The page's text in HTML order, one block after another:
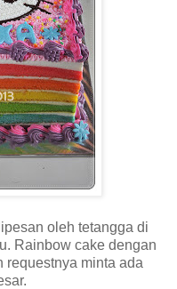
oleh tetangga di
Rainbow cake dengan
requestnya minta ada